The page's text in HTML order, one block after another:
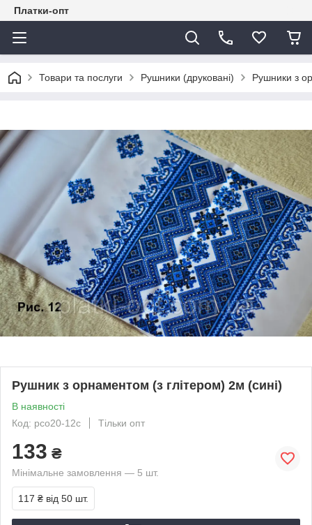
Платки-опт
Товари та послуги Рушники (друковані) Рушники з
Рушник з орнаментом (з глітером) 2м (сині)
В наявності
Код: рсо20-12с
Тільки опт
133 ₴
Мінімальне замовлення — 5 шт.
117 ₴ від 50 шт.